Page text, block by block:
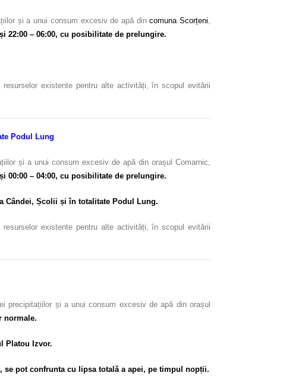
și a unui consum excesiv de apă dincomuna Scorțeni
22:00 – 06:00, cu posibilitate de prelungire.
existente pentru alte activități, în scopul evitării
Podul Lung
și a unui consum excesiv de apă din orașul Comarnic,
00:00 – 04:00, cu posibilitate de prelungire.
Cândei, Școlii și în totalitate Podul Lung.
existente pentru alte activități, în scopul evitării
precipitațiilor și a unui consum excesiv de apă din orașul
normale.
Platou Izvor.
se pot confrunta cu lipsa totală a apei, pe timpul nopții.